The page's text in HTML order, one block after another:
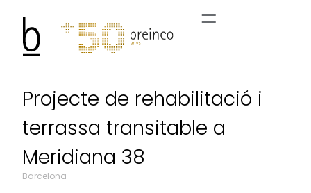
Projecte de rehabilitació i
terrassa transitable a
Meridiana 38
Barcelona